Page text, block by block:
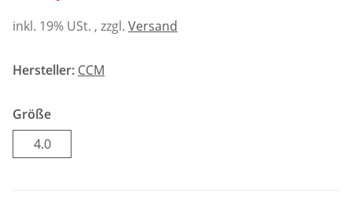
inkl. 19% USt. , zzgl. Versand
Hersteller: CCM
Größe
4.04.0